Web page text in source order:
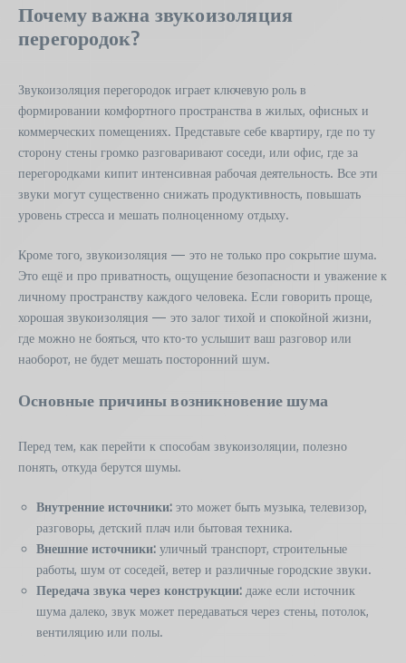
Почему важна звукоизоляция
перегородок?
Звукоизоляция перегородок играет ключевую роль в
формировании комфортного пространства в жилых, офисных и
коммерческих помещениях. Представьте себе квартиру, где по ту
сторону стены громко разговаривают соседи, или офис, где за
перегородками кипит интенсивная рабочая деятельность. Все эти
звуки могут существенно снижать продуктивность, повышать
уровень стресса и мешать полноценному отдыху.
Кроме того, звукоизоляция — это не только про сокрытие шума.
Это ещё и про приватность, ощущение безопасности и уважение к
личному пространству каждого человека. Если говорить проще,
хорошая звукоизоляция — это залог тихой и спокойной жизни,
где можно не бояться, что кто-то услышит ваш разговор или
наоборот, не будет мешать посторонний шум.
Основные причины возникновение шума
Перед тем, как перейти к способам звукоизоляции, полезно
понять, откуда берутся шумы.
Внутренние источники: это может быть музыка, телевизор,
разговоры, детский плач или бытовая техника.
Внешние источники: уличный транспорт, строительные
работы, шум от соседей, ветер и различные городские звуки.
Передача звука через конструкции: даже если источник
шума далеко, звук может передаваться через стены, потолок,
вентиляцию или полы.